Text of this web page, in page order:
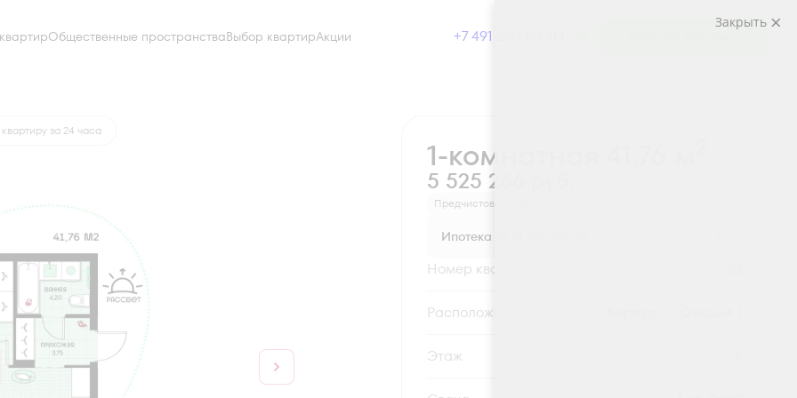
Общественные пространстваВыбор квартирАкции +7 491 230-03-03
от 18 217 руб.
за 24 часа
1-комнатная 41.76 м
5 525 266 руб.
Предчистовая отделка
Ипотека
Номер квартиры
Секция
Этаж
Закрыть